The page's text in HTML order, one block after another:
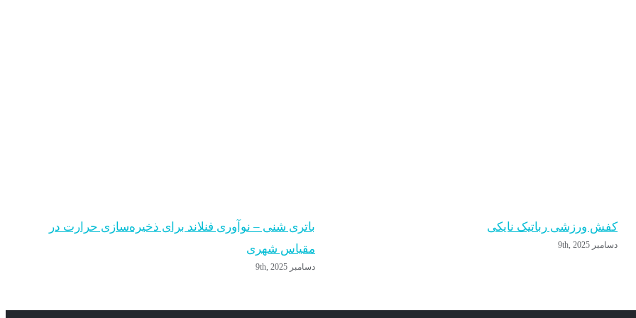
کفش ورزشی رباتیک نایکی
دسامبر 9th, 2025
باتری شنی – نوآوری فنلاند برای ذخیره‌سازی حرارت در
مقیاس شهری
دسامبر 9th, 2025